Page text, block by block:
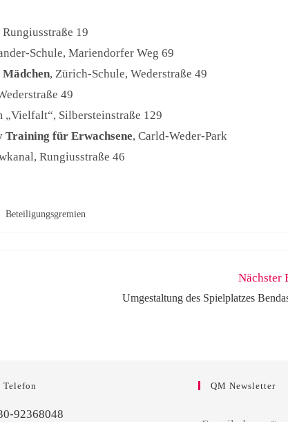
19
Schule, Mariendorfer Weg 69
, Zürich-Schule, Wederstraße 49
49
„Vielfalt“, Silbersteinstraße 129
für Erwachsene, Carld-Weder-Park
Rungiusstraße 46
Beteiligungsgremien
Nächster
Umgestaltung des Spielplatzes
Telefon
92368048
QM Newsletter